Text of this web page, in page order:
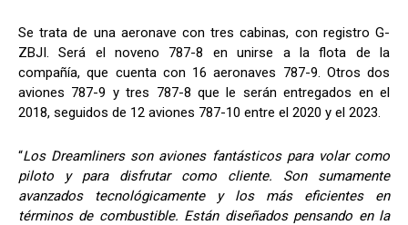
Se trata de una aeronave con tres cabinas, con registro G-
ZBJI. Será el noveno 787-8 en unirse a la flota de la
compañía, que cuenta con 16 aeronaves 787-9. Otros dos
aviones 787-9 y tres 787-8 que le serán entregados en el
2018, seguidos de 12 aviones 787-10 entre el 2020 y el 2023.
“Los Dreamliners son aviones fantásticos para volar como
piloto y para disfrutar como cliente.
Son sumamente
avanzados tecnológicamente y los más eficientes en
términos de combustible. Están diseñados pensando en la